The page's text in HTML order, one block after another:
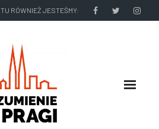
TU RÓWNIEŻ JESTEŚMY: